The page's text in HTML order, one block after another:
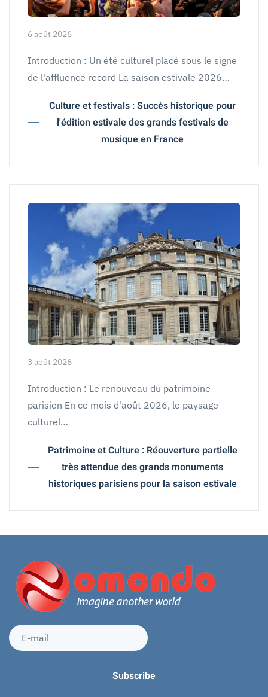
6 août 2026
Introduction : Un été culturel placé sous le signe
de l'affluence record La saison estivale 2026…
Culture et festivals : Succès historique pour
l'édition estivale des grands festivals de
musique en France
3 août 2026
Introduction : Le renouveau du patrimoine
parisien En ce mois d'août 2026, le paysage
culturel…
Patrimoine et Culture : Réouverture partielle
très attendue des grands monuments
historiques parisiens pour la saison estivale